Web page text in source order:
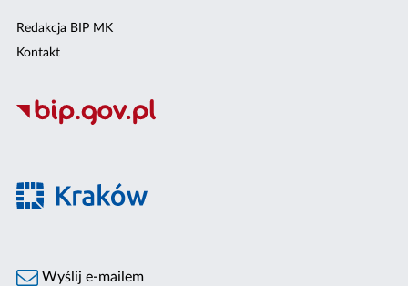
Redakcja BIP MK
Kontakt
Wyślij e-mailem